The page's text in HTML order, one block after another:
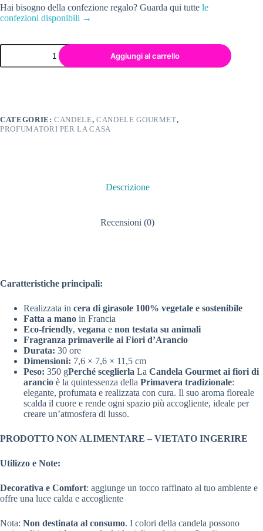
Hai bisogno della confezione regalo? Guarda qui tutte le
confezioni disponibili →
Aggiungi al carrello
CATEGORIE:CANDELE,CANDELE GOURMET,
PROFUMATORI PER LA CASA
Descrizione
Recensioni (0)
Caratteristiche principali:
Realizzata in cera di girasole 100% vegetale e sostenibile
Fatta a mano in Francia
Eco-friendly, vegana e non testata su animali
Fragranza primaverile ai Fiori d’Arancio
Durata: 30 ore
Dimensioni: 7,6 × 7,6 × 11,5 cm
Peso: 350 gPerché sceglierla La Candela Gourmet ai fiori di
arancio è la quintessenza della Primavera tradizionale:
elegante, profumata e realizzata con cura. Il suo aroma floreale
scalda il cuore e rende ogni spazio più accogliente, ideale per
creare un’atmosfera di lusso.
PRODOTTO NON ALIMENTARE – VIETATO INGERIRE
Utilizzo e Note:
Decorativa e Comfort: aggiunge un tocco raffinato al tuo ambiente e
offre una luce calda e accogliente
Nota: Non destinata al consumo. I colori della candela possono